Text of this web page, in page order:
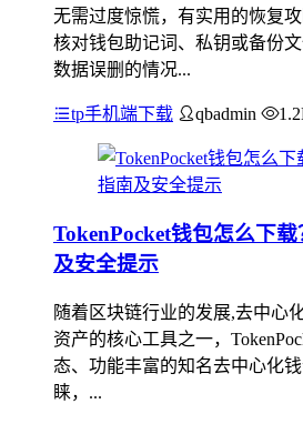
无需过度惊慌，有实用的恢复
核对钱包助记词、私钥或备份
数据误删的情况...
tp手机端下载 qbadmin
TokenPocket钱包怎么下
及安全提示
随着区块链行业的发展,去中心
资产的核心工具之一，
态、功能丰富的知名去中心化
睐，...